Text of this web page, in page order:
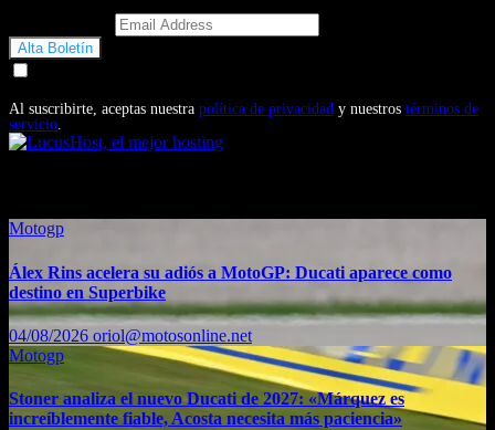
Al suscribirte, aceptas nuestra política de privacidad y nuestros términos de
servicio
Motogp
Álex Rins acelera su adiós a MotoGP: Ducati aparece como
destino en Superbike
04/08/2026 oriol@motosonline.net
Motogp
Stoner analiza el nuevo Ducati de 2027: «Márquez es
increíblemente fiable, Acosta necesita más paciencia»